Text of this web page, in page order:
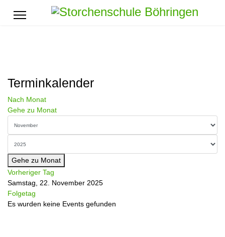
Terminkalender
Nach Monat
Gehe zu Monat
Gehe zu Monat
Vorheriger Tag
Samstag, 22. November 2025
Folgetag
Es wurden keine Events gefunden